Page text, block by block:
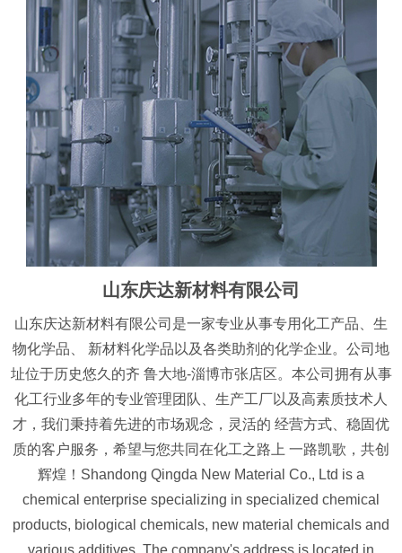
山东庆达新材料有限公司
山东庆达新材料有限公司是一家专业从事专用化工产品、生
物化学品、 新材料化学品以及各类助剂的化学企业。公司地
址位于历史悠久的齐 鲁大地-淄博市张店区。本公司拥有从事
化工行业多年的专业管理团队、生产工厂以及高素质技术人
才，我们秉持着先进的市场观念，灵活的 经营方式、稳固优
质的客户服务，希望与您共同在化工之路上 一路凯歌，共创
辉煌！Shandong Qingda New Material Co., Ltd is a
chemical enterprise specializing in specialized chemical
products, biological chemicals, new material chemicals and